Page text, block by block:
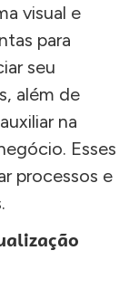
visual e
para
seu
além de
na
Esses
processos e